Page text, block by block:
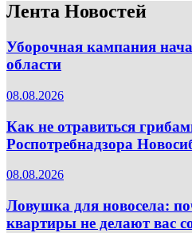
Лента Новостей
Уборочная кампания
области
08.08.2026
Как не отравиться
Роспотребнадзора
08.08.2026
Ловушка для новосела:
квартиры не делают вас